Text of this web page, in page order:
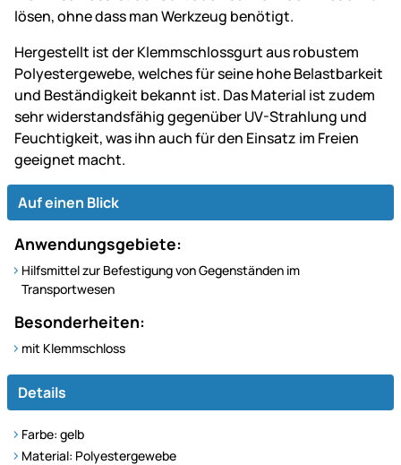
lösen, ohne dass man Werkzeug benötigt.
Hergestellt ist der Klemmschlossgurt aus robustem
Polyestergewebe, welches für seine hohe Belastbarkeit
und Beständigkeit bekannt ist. Das Material ist zudem
sehr widerstandsfähig gegenüber UV-Strahlung und
Feuchtigkeit, was ihn auch für den Einsatz im Freien
geeignet macht.
Auf einen Blick
Anwendungsgebiete:
Hilfsmittel zur Befestigung von Gegenständen im
Transportwesen
Besonderheiten:
mit Klemmschloss
Details
Farbe: gelb
Material: Polyestergewebe